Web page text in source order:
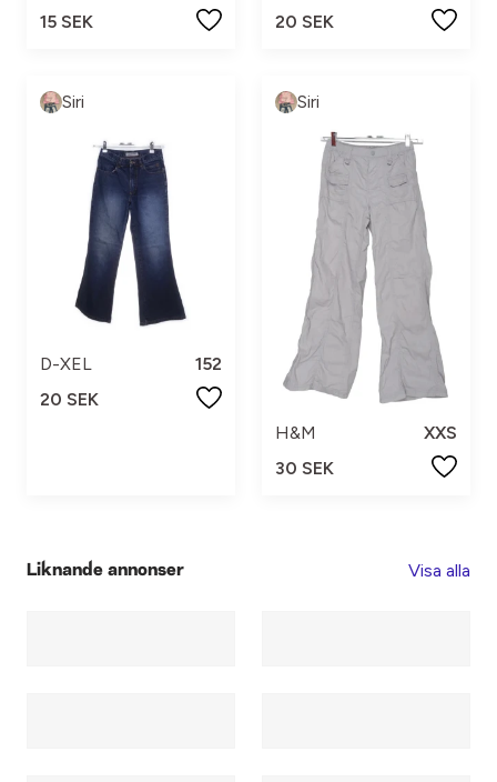
15 SEK
20 SEK
Siri
D-XEL
152
20 SEK
Siri
H&M
XXS
30 SEK
Liknande annonser Visa alla